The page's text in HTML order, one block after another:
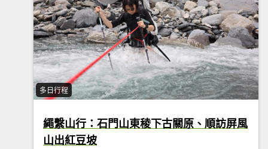
多日行程
繩繫山行：石門山東稜下古關原、順訪屏風
山出紅豆坡